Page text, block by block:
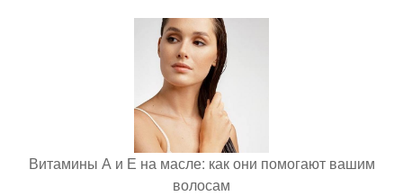
Витамины А и Е на масле: как они помогают вашим
волосам